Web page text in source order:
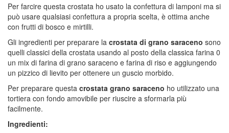
Per farcire questa crostata ho usato la confettura di lamponi ma si
può usare qualsiasi confettura a propria scelta, è ottima anche
con frutti di bosco e mirtilli.
Gli ingredienti per preparare la crostata di grano saraceno sono
quelli classici della crostata usando al posto della classica farina 0
un mix di farina di grano saraceno e farina di riso e aggiungendo
un pizzico di lievito per ottenere un guscio morbido.
Per preparare questa crostata grano saraceno ho utilizzato una
tortiera con fondo amovibile per riuscire a sformarla più
facilmente.
Ingredienti: